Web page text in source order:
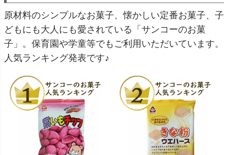
原材料のシンプルなお菓子、懐かしい定番お菓子、子
どもにも大人にも愛されている「サンコーのお菓
子」。保育園や学童等でもご利用いただいています。
人気ランキング発表です♪